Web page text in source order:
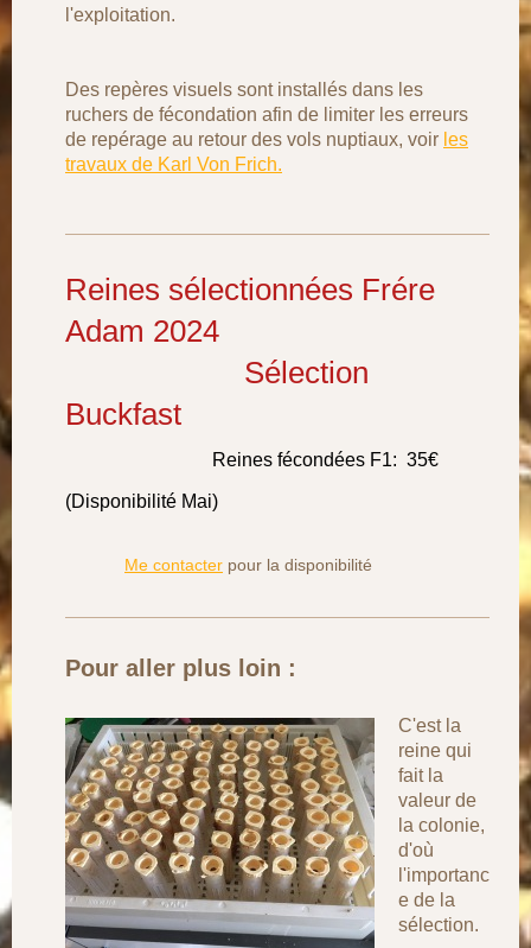
l'exploitation.
Des repères visuels sont installés dans les
ruchers de fécondation afin de limiter les erreurs
de repérage au retour des vols nuptiaux, voir les
travaux de Karl Von Frich.
Reines sélectionnées Frére
Adam 2024
Sélection
Buckfast
Reines fécondées F1: 35€
(Disponibilité Mai)
Me contacter pour la disponibilité
Pour aller plus loin :
C'est la
reine qui
fait la
valeur de
la colonie,
d'où
l'importanc
e de la
sélection.